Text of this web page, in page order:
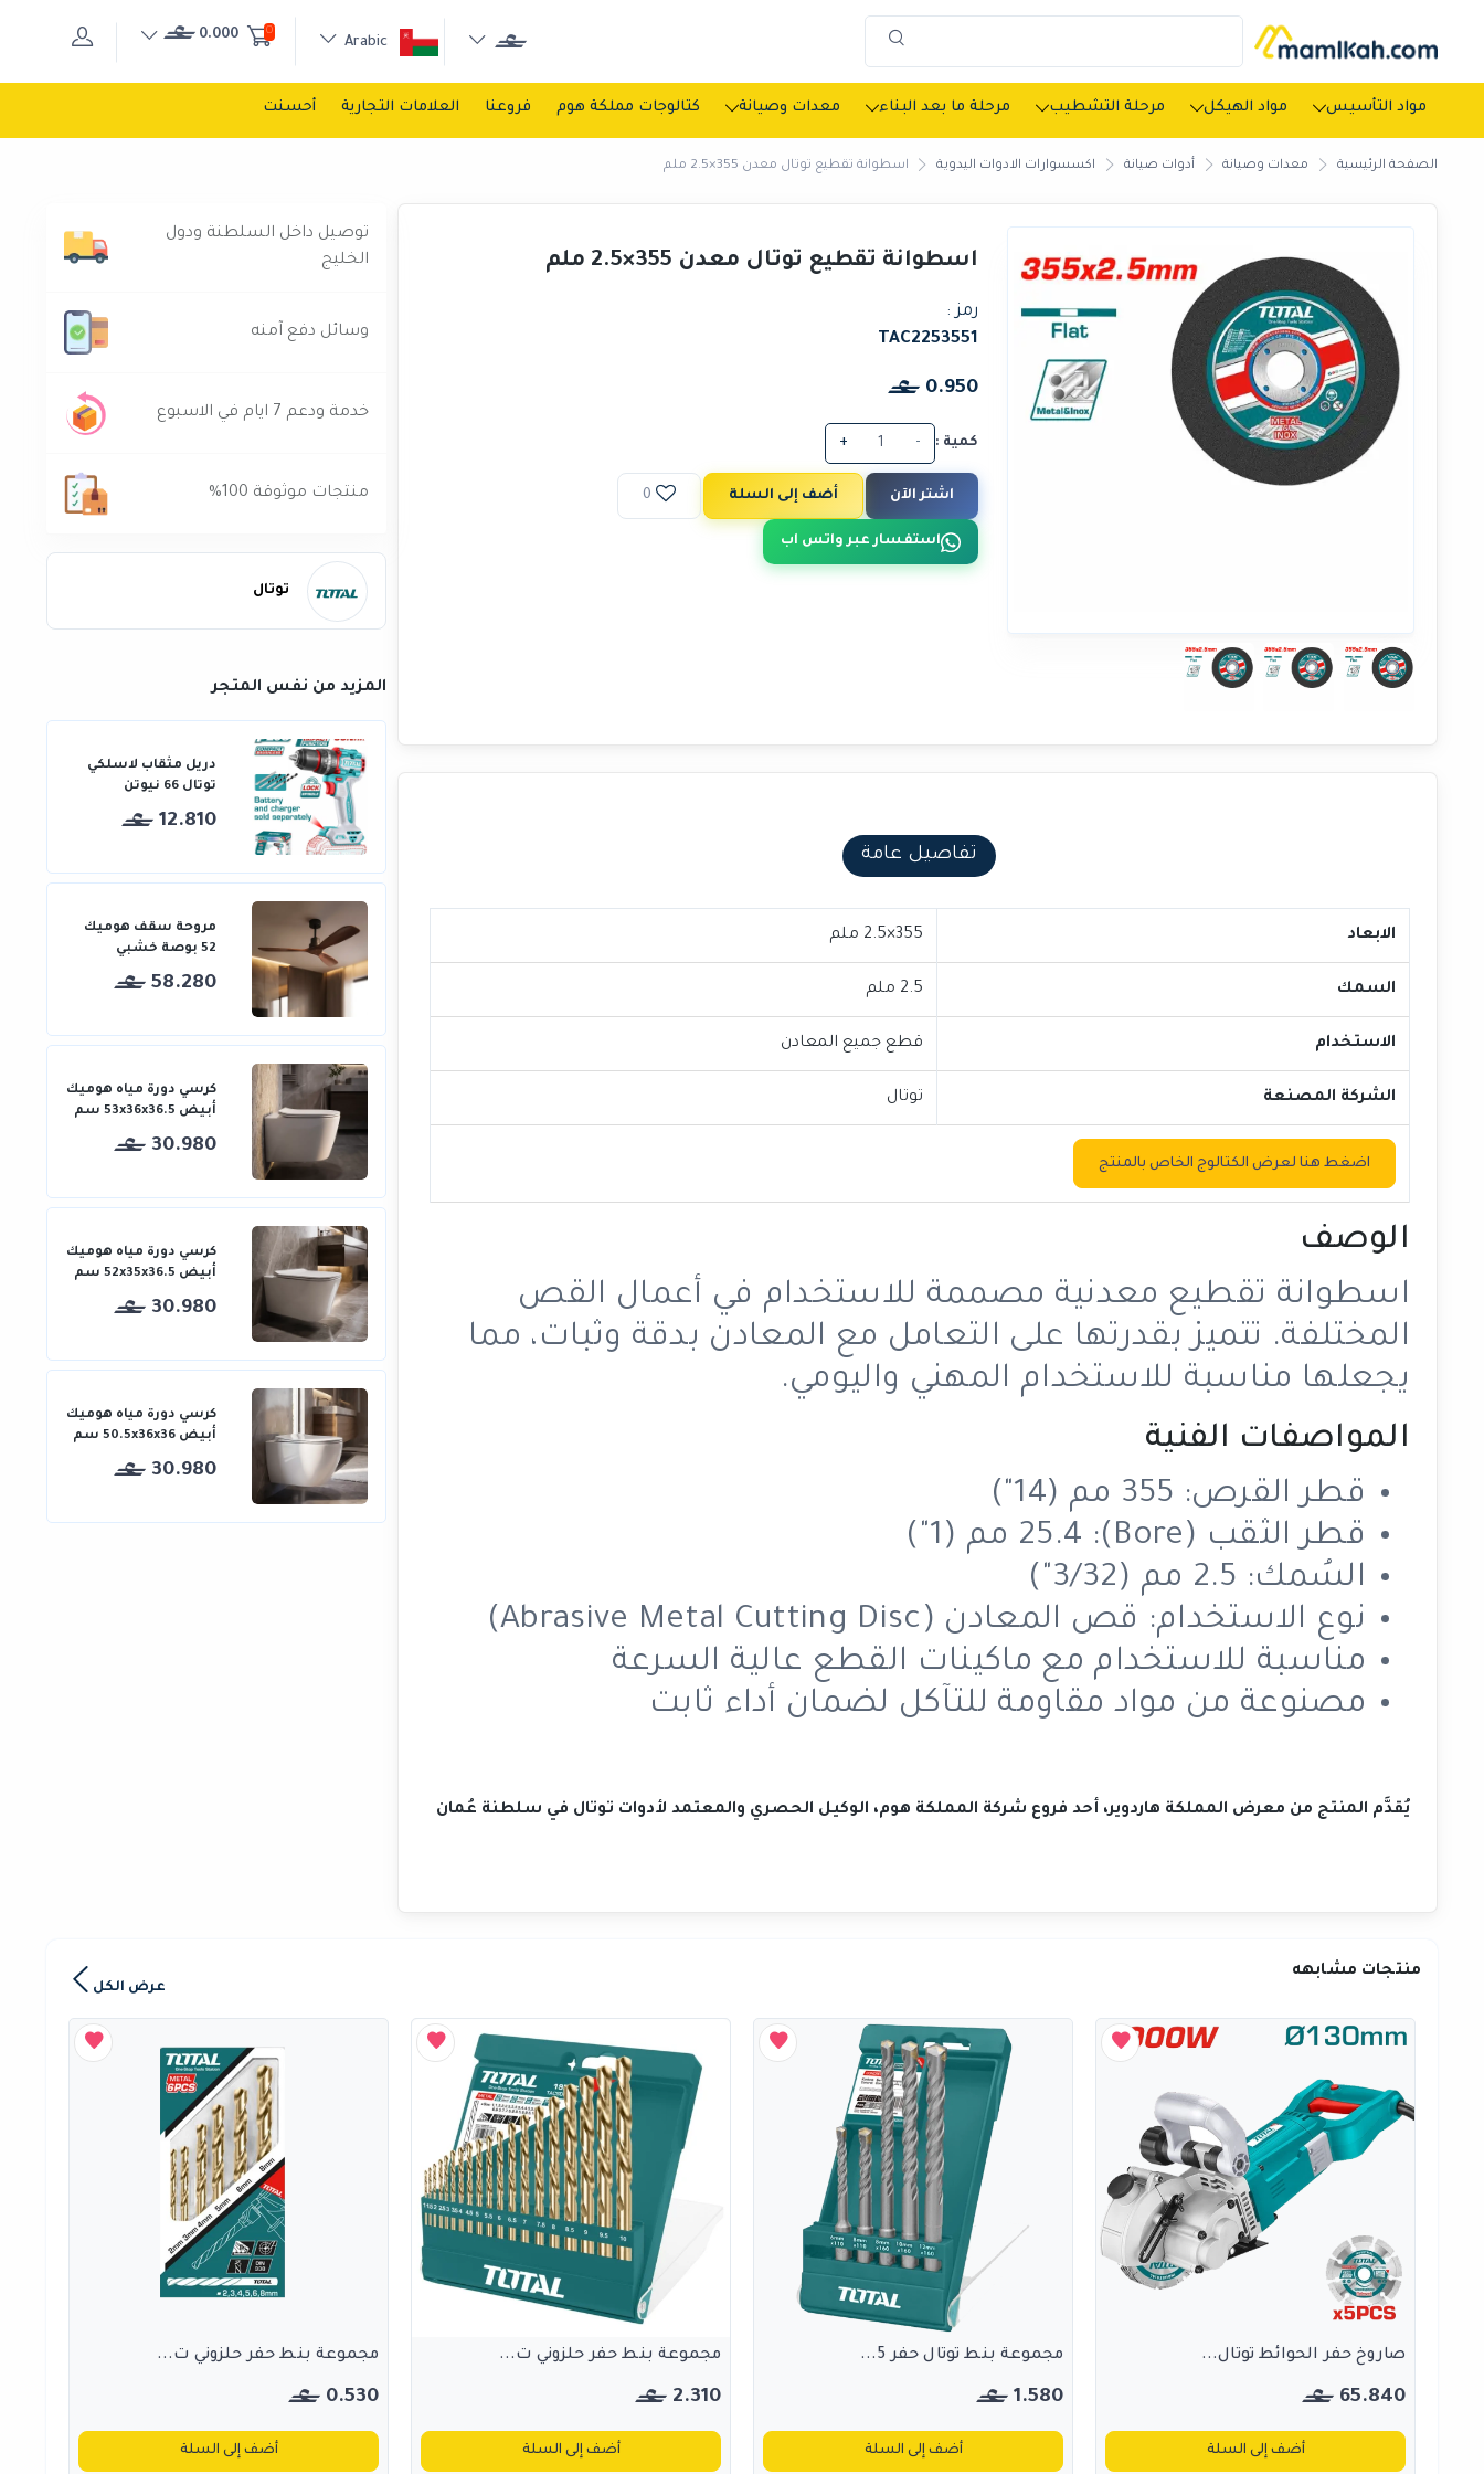
0
0.000
مواد التأسيس مواد الهيكل مرحلة التشطيب مرحلة ما بعد البناء معدات وصيانة كتالوجات مملكة هوم فروعنا العلامات التجارية أحسنت
الصفحة الرئيسية معدات وصيانة أدوات صيانة اكسسوارات الادوات اليدوية اسطوانة تقطيع توتال معدن 355×2.5 ملم
اسطوانة تقطيع توتال معدن 355×2.5 ملم
رمز :
TAC2253551
0.950
كمية : -
+
اشتر الآن أضف إلى السلة 0
استفسار عبر واتس اب
تفاصيل عامة
الابعاد 355×2.5 ملم
السمك 2.5 ملم
الاستخدام قطع جميع المعادن
الشركة المصنعة توتال
اضغط هنا لعرض الكتالوج الخاص بالمنتج
الوصف
اسطوانة تقطيع معدنية مصممة للاستخدام في أعمال القص
المختلفة. تتميز بقدرتها على التعامل مع المعادن بدقة وثبات، مما
يجعلها مناسبة للاستخدام المهني واليومي.
المواصفات الفنية
قطر القرص: 355 مم (14")
قطر الثقب (Bore): ‎25.4 مم (1")
السُمك: ‎2.5 مم (3/32")
نوع الاستخدام: قص المعادن (Abrasive Metal Cutting Disc)
مناسبة للاستخدام مع ماكينات القطع عالية السرعة
مصنوعة من مواد مقاومة للتآكل لضمان أداء ثابت
يُقدَّم المنتج من معرض المملكة هاردوير، أحد فروع شركة المملكة هوم، الوكيل الحصري والمعتمد لأدوات توتال في سلطنة عُمان
توصيل داخل السلطنة ودول
الخليج
وسائل دفع آمنه
خدمة ودعم 7 ايام في الاسبوع
منتجات موثوقة 100%
توتال
المزيد من نفس المتجر
دريل مثقاب لاسلكي
توتال 66 نيوتن
12.810
مروحة سقف هوميك
52 بوصة خشبي
58.280
كرسي دورة مياه هوميك
أبيض 53x36x36.5 سم
30.980
كرسي دورة مياه هوميك
أبيض 52x35x36.5 سم
30.980
كرسي دورة مياه هوميك
أبيض 50.5x36x36 سم
30.980
منتجات مشابهه
عرض الكل
صاروخ حفر الحوائط توتال...
65.840
أضف إلى السلة
مجموعة بنط توتال حفر 5...
1.580
أضف إلى السلة
مجموعة بنط حفر حلزوني ت...
2.310
أضف إلى السلة
مجموعة بنط حفر حلزوني ت...
0.530
أضف إلى السلة